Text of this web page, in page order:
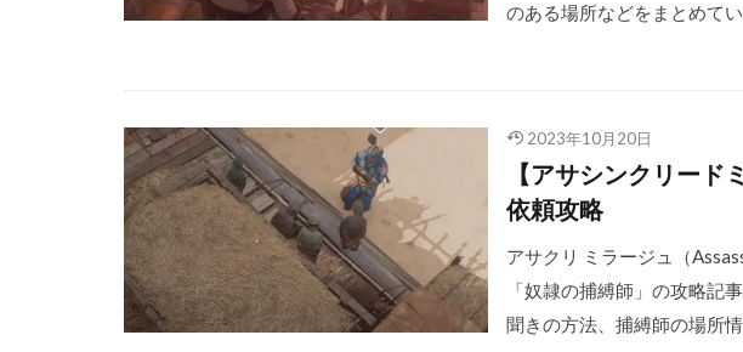
のある場所などをまとめて
2023年10月20日
【アサシンクリード
依頼攻略
アサクリ ミラージュ（
「奴隷の捕縛師」の攻略記
聞きの方法、捕縛師の場所